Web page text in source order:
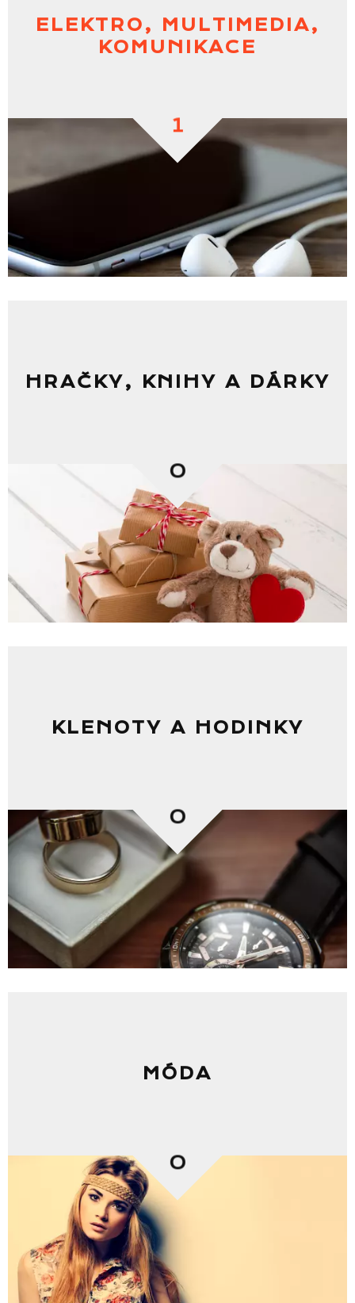
ELEKTRO, MULTIMEDIA,
KOMUNIKACE
1
HRAČKY, KNIHY A DÁRKY
0
KLENOTY A HODINKY
0
MÓDA
0